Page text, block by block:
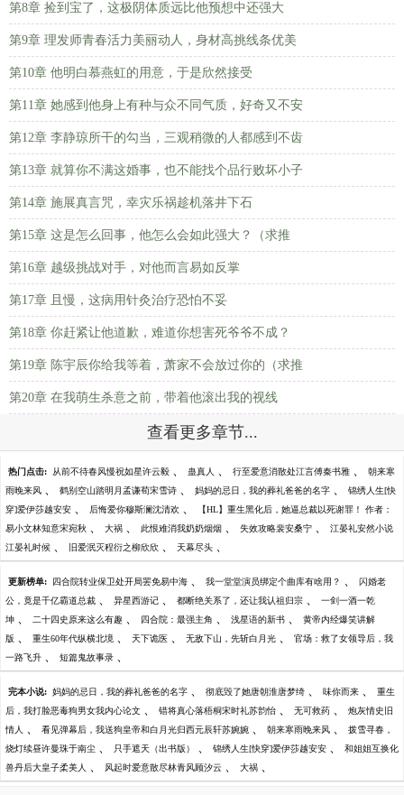
第8章 捡到宝了，这极阴体质远比他预想中还强大
第9章 理发师青春活力美丽动人，身材高挑线条优美
第10章 他明白慕燕虹的用意，于是欣然接受
第11章 她感到他身上有种与众不同气质，好奇又不安
第12章 李静琼所干的勾当，三观稍微的人都感到不齿
第13章 就算你不满这婚事，也不能找个品行败坏小子
第14章 施展真言咒，幸灾乐祸趁机落井下石
第15章 这是怎么回事，他怎么会如此强大？（求推
第16章 越级挑战对手，对他而言易如反掌
第17章 且慢，这病用针灸治疗恐怕不妥
第18章 你赶紧让他道歉，难道你想害死爷爷不成？
第19章 陈宇辰你给我等着，萧家不会放过你的（求推
第20章 在我萌生杀意之前，带着他滚出我的视线
查看更多章节...
热门点击: 从前不待春风慢祝如星许云毅 、 蛊真人 、 行至爱意消散处江言傅秦书雅 、 朝来寒
雨晚来风 、 鹤别空山踏明月孟谦荀宋雪诗 、 妈妈的忌日，我的葬礼爸爸的名字 、 锦绣人生[快
穿]爱伊莎越安安 、 后悔爱你穆斯澜沈清欢 、 【HL】重生黑化后，她逼总裁以死谢罪！ 作者：
易小文林知意宋宛秋 、 大祸 、 此恨难消我奶奶烟烟 、 失效攻略裴安桑宁 、 江晏礼安然小说
江晏礼时候 、 旧爱泯灭程衍之柳欣欣 、 天幕尽头 、
更新榜单: 四合院转业保卫处开局罢免易中海 、 我一堂堂演员绑定个曲库有啥用？ 、 闪婚老
公，竟是千亿霸道总裁 、 异星西游记 、 都断绝关系了，还让我认祖归宗 、 一剑一酒一乾
坤 、 二十四史原来这么有趣 、 四合院：最强主角 、 浅星语的新书 、 黄帝内经爆笑讲解
版 、 重生60年代纵横北境 、 天下诡医 、 无敌下山，先斩白月光 、 官场：救了女领导后，我
一路飞升 、 短篇鬼故事录 、
完本小说: 妈妈的忌日，我的葬礼爸爸的名字 、 彻底毁了她唐朝淮唐梦绮 、 味你而来 、 重生
后，我打脸恶毒狗男女我内心论文 、 错将真心落梧桐宋时礼苏韵怡 、 无可救药 、 炮灰情史旧
情人 、 看见弹幕后，我送狗皇帝和白月光归西元辰轩苏婉婉 、 朝来寒雨晚来风 、 拨雪寻春，
烧灯续昼许曼珠于南尘 、 只手遮天（出书版） 、 锦绣人生[快穿]爱伊莎越安安 、 和姐姐互换化
兽丹后大皇子柔美人 、 风起时爱意散尽林青风顾汐云 、 大祸 、